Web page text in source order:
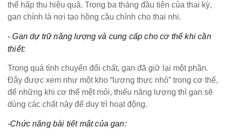
thể hấp thu hiệu quả. Trong ba tháng đầu tiên của thai kỳ,
gan chính là nơi tạo hồng cầu chính cho thai nhi.
- Gan dự trữ năng lượng và cung cấp cho cơ thể khi cần
thiết:
Trong quá tình chuyển đổi chất, gan đã giữ lại một phần.
Đây được xem như một kho “lương thực nhỏ” trong cơ thể,
để những khi cơ thể mệt mỏi, thiếu năng lượng thì gan sẽ
dùng các chất này để duy trì hoạt động.
-Chức năng bài tiết mật của gan: